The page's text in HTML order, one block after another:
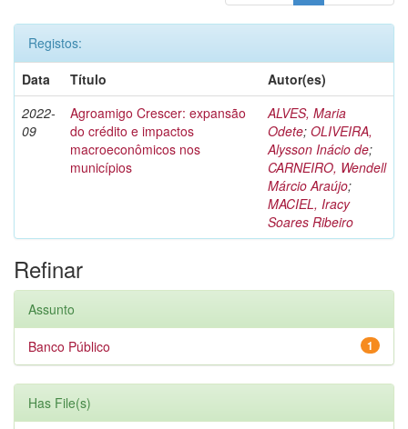
Registos:
Data
Título
Autor(es)
2022-
09
Agroamigo Crescer: expansão
do crédito e impactos
macroeconômicos nos
municípios
ALVES, Maria
Odete; OLIVEIRA,
Alysson Inácio de;
CARNEIRO, Wendell
Márcio Araújo;
MACIEL, Iracy
Soares Ribeiro
Refinar
Assunto
1
Banco Público
Has File(s)